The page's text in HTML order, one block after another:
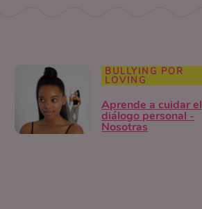
BULLYING POR
LOVING
Aprende a cuidar el
diálogo personal -
Nosotras